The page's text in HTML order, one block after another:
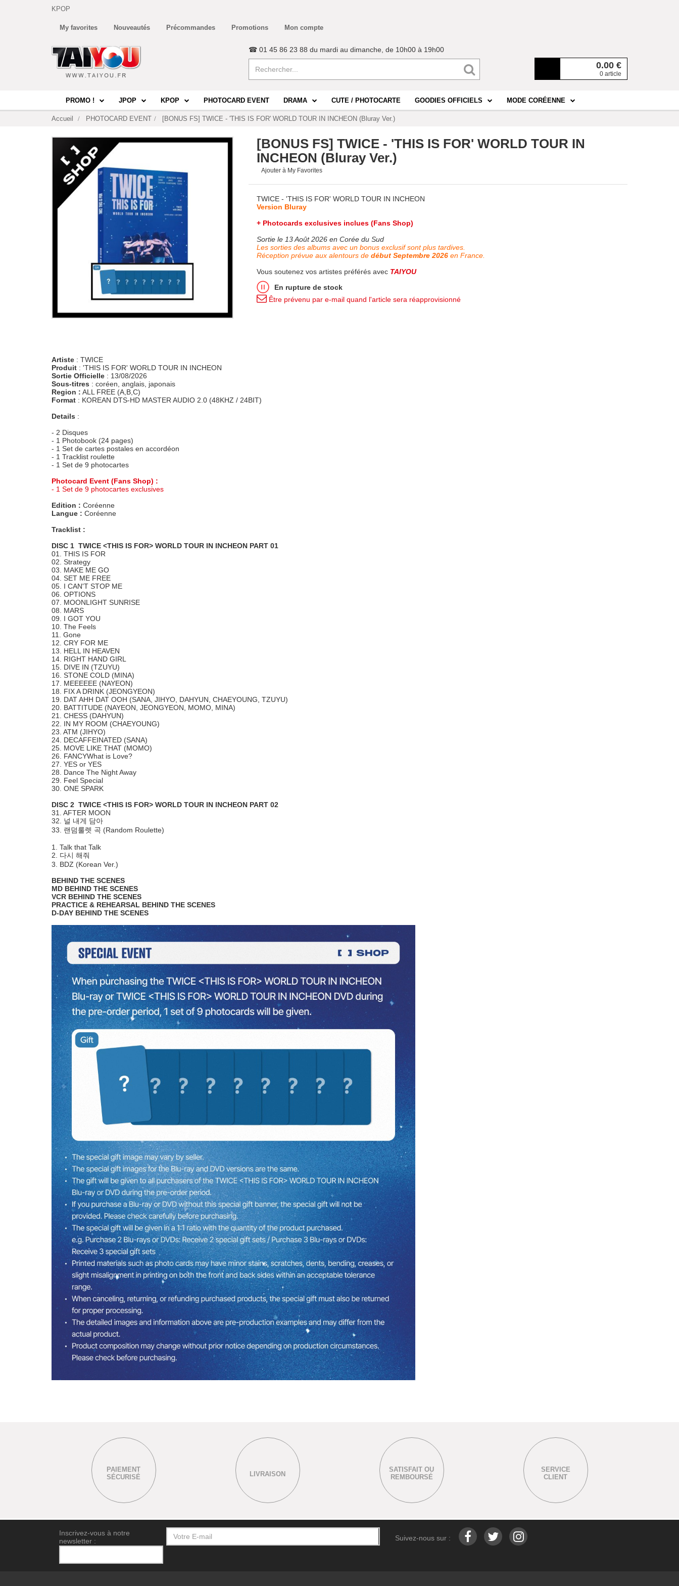
KPOP
My favorites Nouveautés Précommandes Promotions Mon compte
0.00 €
0 article
☎ 01 45 86 23 88 du mardi au dimanche, de 10h00 à 19h00
PROMO ! JPOP KPOP PHOTOCARD EVENT DRAMA CUTE / PHOTOCARTE GOODIES OFFICIELS MODE CORÉENNE
Accueil PHOTOCARD EVENT [BONUS FS] TWICE - 'THIS IS FOR' WORLD TOUR IN INCHEON (Bluray Ver.)
[BONUS FS] TWICE - 'THIS IS FOR' WORLD TOUR IN
INCHEON (Bluray Ver.)
Ajouter à My Favorites
TWICE - 'THIS IS FOR' WORLD TOUR IN INCHEON
Version Bluray
+ Photocards exclusives inclues (Fans Shop)
Sortie le 13 Août 2026 en Corée du Sud
Les sorties des albums avec un bonus exclusif sont plus tardives.
Réception prévue aux alentours de début Septembre 2026 en France.
Vous soutenez vos artistes préférés avec TAIYOU
En rupture de stock
Être prévenu par e-mail quand l'article sera réapprovisionné
Artiste : TWICE
Produit : 'THIS IS FOR' WORLD TOUR IN INCHEON
Sortie Officielle : 13/08/2026
Sous-titres : coréen, anglais, japonais
Region : ALL FREE (A,B,C)
Format : KOREAN DTS-HD MASTER AUDIO 2.0 (48KHZ / 24BIT)
Details :
- 2 Disques
- 1 Photobook (24 pages)
- 1 Set de cartes postales en accordéon
- 1 Tracklist roulette
- 1 Set de 9 photocartes
Photocard Event (Fans Shop) :
- 1 Set de 9 photocartes exclusives
Edition : Coréenne
Langue : Coréenne
Tracklist :
DISC 1 TWICE <THIS IS FOR> WORLD TOUR IN INCHEON PART 01
01. THIS IS FOR
02. Strategy
03. MAKE ME GO
04. SET ME FREE
05. I CAN'T STOP ME
06. OPTIONS
07. MOONLIGHT SUNRISE
08. MARS
09. I GOT YOU
10. The Feels
11. Gone
12. CRY FOR ME
13. HELL IN HEAVEN
14. RIGHT HAND GIRL
15. DIVE IN (TZUYU)
16. STONE COLD (MINA)
17. MEEEEEE (NAYEON)
18. FIX A DRINK (JEONGYEON)
19. DAT AHH DAT OOH (SANA, JIHYO, DAHYUN, CHAEYOUNG, TZUYU)
20. BATTITUDE (NAYEON, JEONGYEON, MOMO, MINA)
21. CHESS (DAHYUN)
22. IN MY ROOM (CHAEYOUNG)
23. ATM (JIHYO)
24. DECAFFEINATED (SANA)
25. MOVE LIKE THAT (MOMO)
26. FANCYWhat is Love?
27. YES or YES
28. Dance The Night Away
29. Feel Special
30. ONE SPARK
DISC 2 TWICE <THIS IS FOR> WORLD TOUR IN INCHEON PART 02
31. AFTER MOON
32. 널 내게 담아
33. 랜덤룰렛 곡 (Random Roulette)
1. Talk that Talk
2. 다시 해줘
3. BDZ (Korean Ver.)
BEHIND THE SCENES
MD BEHIND THE SCENES
VCR BEHIND THE SCENES
PRACTICE & REHEARSAL BEHIND THE SCENES
D-DAY BEHIND THE SCENES
PAIEMENT
SÉCURISÉ
LIVRAISON
SATISFAIT OU
REMBOURSÉ
SERVICE
CLIENT
Inscrivez-vous à notre
newsletter :
Suivez-nous sur :